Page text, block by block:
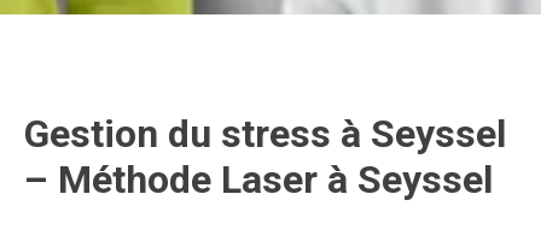
Gestion du stress à Seyssel
– Méthode Laser à Seyssel